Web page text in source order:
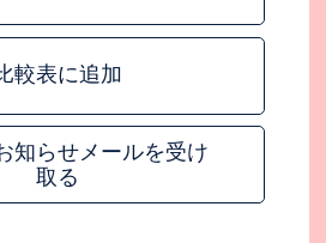
較表に追加
知らせメールを受け
取る